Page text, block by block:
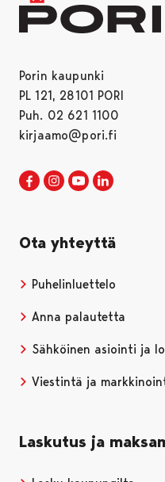
Porin kaupunki
PL 121, 28101 PORI
Puh. 02 621 1100
kirjaamo@pori.fi
Porin kaupunki
Avautuu uudessa
Porin kaupunki
Avautuu uudessa
Porin
Avautuu
Ota yhteyttä
Puhelinluettelo
Anna palautetta
Sähköinen asiointi ja
Viestintä ja
Laskutus ja